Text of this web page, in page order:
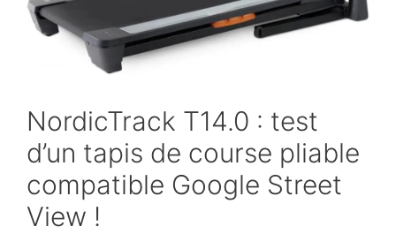
NordicTrack T14.0 : test
d’un tapis de course pliable
compatible Google Street
View !